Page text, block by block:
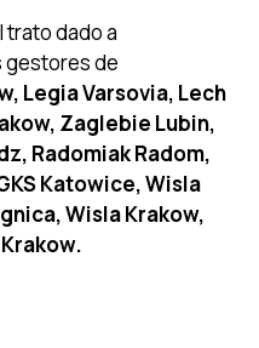
trato dado a
gestores de
Legia Varsovia, Lech
Zaglebie Lubin,
Radomiak Radom,
Katowice, Wisla
Wisla Krakow,